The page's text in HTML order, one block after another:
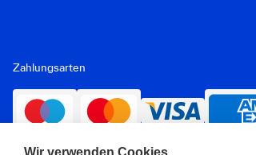
Zahlungsarten
Wir verwenden Cookies